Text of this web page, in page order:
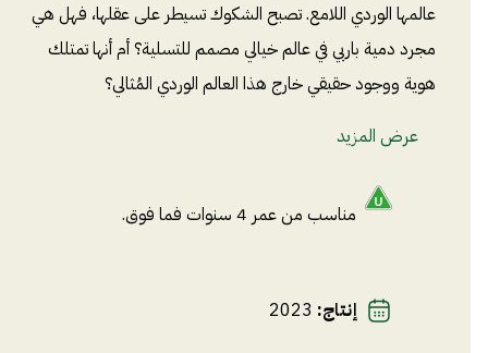
عالمها الوردي اللامع. تصبح الشكوك تسيطر على عقلها، فهل هي
مجرد دمية باربي في عالم خيالي مصمم للتسلية؟ أم أنها تمتلك
هوية ووجود حقيقي خارج هذا العالم الوردي المُثالي؟
عرض المزيد
مناسب من عمر 4 سنوات فما فوق.
إنتاج:
2023